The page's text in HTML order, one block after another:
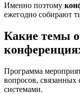
Именно поэтому
ежегодно собирают
Какие темы
Программа
вопросов,
системами.